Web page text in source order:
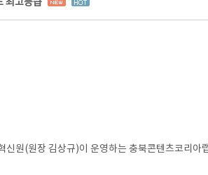
최고등급
원(원장 김상규)이 운영하는 충북콘텐츠코리